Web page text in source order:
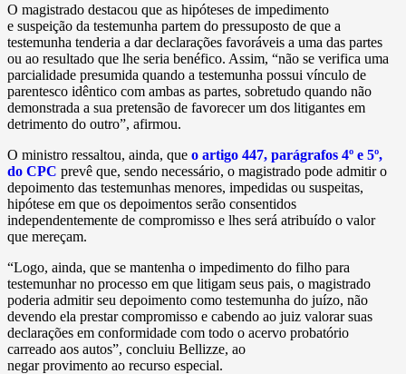
O magistrado destacou que as hipóteses de impedimento
e suspeição da testemunha partem do pressuposto de que a
testemunha tenderia a dar declarações favoráveis a uma das partes
ou ao resultado que lhe seria benéfico. Assim, “não se verifica uma
parcialidade presumida quando a testemunha possui vínculo de
parentesco idêntico com ambas as partes, sobretudo quando não
demonstrada a sua pretensão de favorecer um dos litigantes em
detrimento do outro”, afirmou.
O ministro ressaltou, ainda, que o artigo 447, parágrafos 4º e 5º,
do CPC prevê que, sendo necessário, o magistrado pode admitir o
depoimento das testemunhas menores, impedidas ou suspeitas,
hipótese em que os depoimentos serão consentidos
independentemente de compromisso e lhes será atribuído o valor
que mereçam.
“Logo, ainda, que se mantenha o impedimento do filho para
testemunhar no processo em que litigam seus pais, o magistrado
poderia admitir seu depoimento como testemunha do juízo, não
devendo ela prestar compromisso e cabendo ao juiz valorar suas
declarações em conformidade com todo o acervo probatório
carreado aos autos”, concluiu Bellizze, ao
negar provimento ao recurso especial.